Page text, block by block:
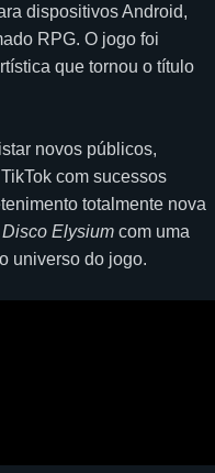
dispositivos Android,
RPG. O jogo foi
que tornou o título
novos públicos,
com sucessos
totalmente nova
Disco Elysium com uma
universo do jogo.